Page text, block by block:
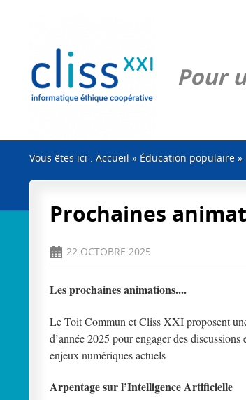
Pour
Vous êtes ici : Accueil » Éducation populaire »
Prochaines
D 22 OCTOBRE 2025
Les prochaines animations....
Le Toit Commun et Cliss XXI proposent
d’année 2025 pour engager des
enjeux numériques actuels
Arpentage sur l’Intelligence Artificielle